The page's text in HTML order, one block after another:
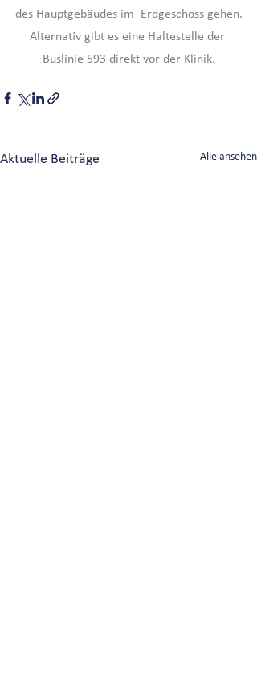
des Hauptgebäudes im  Erdgeschoss gehen.
Alternativ gibt es eine Haltestelle der
Buslinie 593 direkt vor der Klinik.
Aktuelle Beiträge Alle ansehen